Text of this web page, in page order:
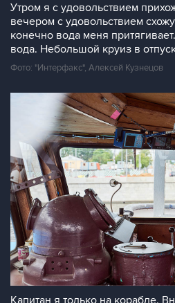
Утром я с удовольствием
вечером с удовольствием
конечно вода меня
вода. Небольшой круиз в
Фото: "Интерфакс", Алексей Кузнецов
Капитан я только на корабле.